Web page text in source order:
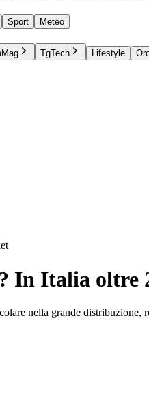
Sport
Meteo
TgTech Lifestyle
In Italia
nella grande distribuzione,